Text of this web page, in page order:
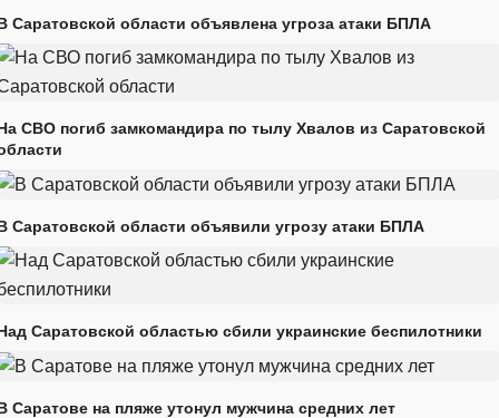
Саратовской области объявлена угроза атаки БПЛА
СВО погиб замкомандира по тылу Хвалов из Саратовской
Саратовской области объявили угрозу атаки БПЛА
Саратовской областью сбили украинские беспилотники
Саратове на пляже утонул мужчина средних лет